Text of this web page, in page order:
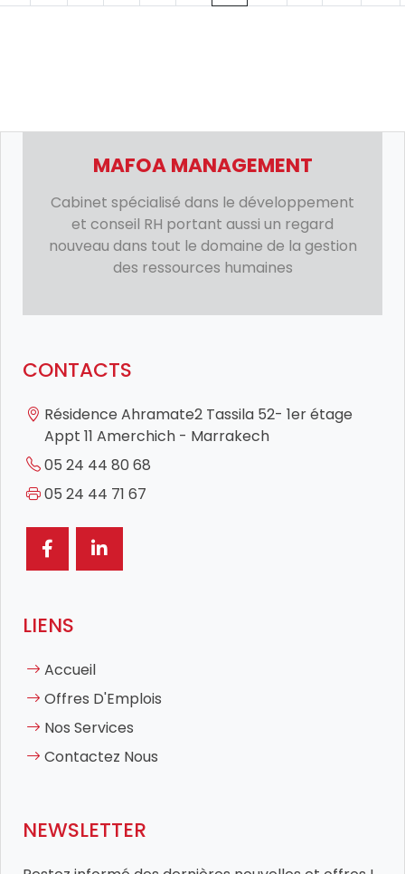
MAFOA MANAGEMENT
Cabinet spécialisé dans le développement
et conseil RH portant aussi un regard
nouveau dans tout le domaine de la gestion
des ressources humaines
CONTACTS
Résidence Ahramate2 Tassila 52- 1er étage
Appt 11 Amerchich - Marrakech
05 24 44 80 68
05 24 44 71 67
LIENS
Accueil
Offres D'Emplois
Nos Services
Contactez Nous
NEWSLETTER